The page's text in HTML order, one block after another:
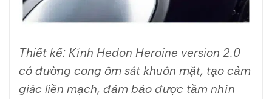
Thiết kế: Kính Hedon Heroine version 2.0
có đường cong ôm sát khuôn mặt, tạo cảm
giác liền mạch, đảm bảo được tầm nhìn